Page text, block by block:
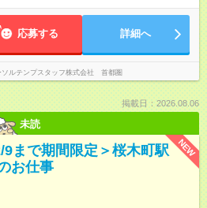
応募する 詳細へ
ソルテンプスタッフ株式会社 首都圏
掲載日：2026.08.06
未読
NEW
まで期間限定＞桜木町駅
お仕事